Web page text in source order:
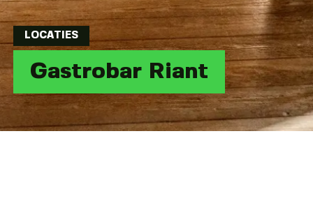
LOCATIES
Gastrobar Riant